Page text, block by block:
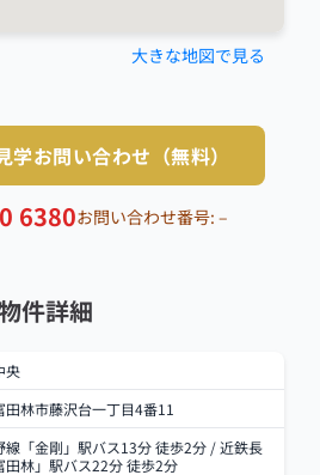
大きな地図で見る
学お問い合わせ（無料）
6380お問い合わせ番号: –
件詳細
央
田林市藤沢台一丁目4番11
線「金剛」駅バス13分 徒歩2分 / 近鉄長
田林」駅バス22分 徒歩2分